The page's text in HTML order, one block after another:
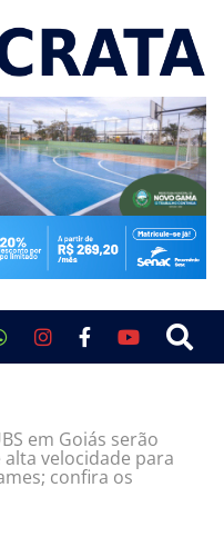
em Goiás serão
velocidade para
confira os